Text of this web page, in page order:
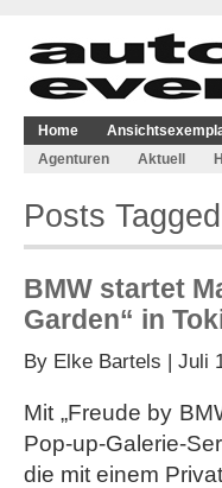
Home
Agenturen
Aktuell
Posts Tagged
BMW startet
Garden“ in
By Elke Bartels | Juli
Mit „Freude by
Pop-up-Galerie-
die mit einem